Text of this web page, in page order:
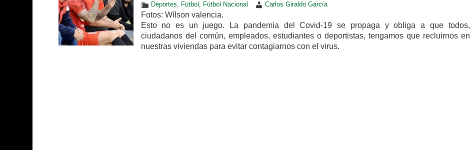
Deportes, Fútbol , Fútbol Nacional Carlos Giraldo García
Fotos: Wílson valencia.
Esto no es un juego. La pandemia del Covid-19 se propaga y obliga a que todos,
ciudadanos del común, empleados, estudiantes o deportistas, tengamos que recluirnos en
nuestras viviendas para evitar contagiarnos con el virus.